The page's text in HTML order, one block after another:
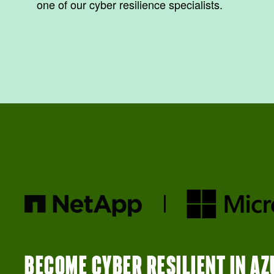
one of our cyber resilience specialists.
BECOME CYBER RESILIENT IN